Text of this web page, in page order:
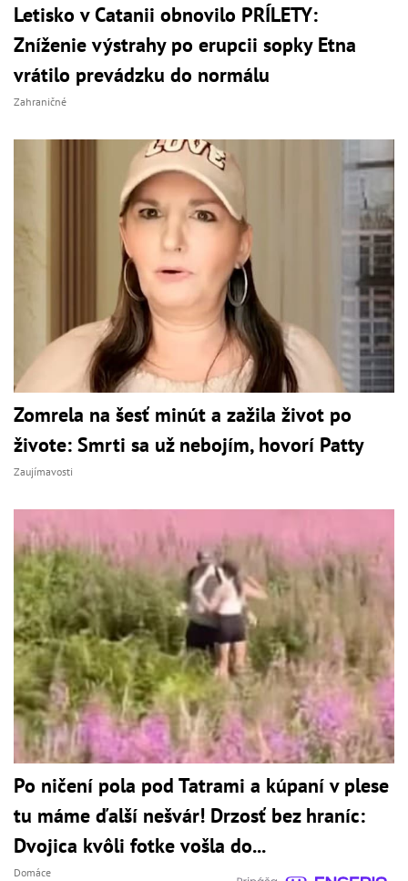
Letisko v Catanii obnovilo PRÍLETY:
Zníženie výstrahy po erupcii sopky Etna
vrátilo prevádzku do normálu
Zahraničné
Zomrela na šesť minút a zažila život po
živote: Smrti sa už nebojím, hovorí Patty
Zaujímavosti
Po ničení pola pod Tatrami a kúpaní v plese
tu máme ďalší nešvár! Drzosť bez hraníc:
Dvojica kvôli fotke vošla do...
Domáce